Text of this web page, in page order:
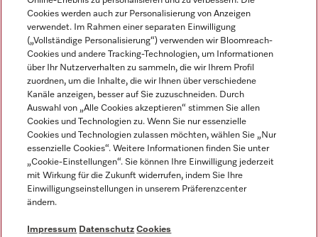
DEUTSCH
Impressum
Datenschutz
Miele auf YoutubeMiele auf Instagram
Miele auf Facebook
Miele auf LinkedInMiele auf LinkedIn
Cookies werden auch zur Personalisierung von Anzeigen
verwendet. Im Rahmen einer separaten Einwilligung
(„Vollständige Personalisierung“) verwenden wir Bloomreach-
Cookies und andere Tracking-Technologien, um Informationen
über Ihr Nutzerverhalten zu sammeln, die wir Ihrem Profil
zuordnen, um die Inhalte, die wir Ihnen über verschiedene
Kanäle anzeigen, besser auf Sie zuzuschneiden. Durch
Auswahl von „Alle Cookies akzeptieren“ stimmen Sie allen
Cookies und Technologien zu. Wenn Sie nur essenzielle
Cookies und Technologien zulassen möchten, wählen Sie „Nur
essenzielle Cookies“. Weitere Informationen finden Sie unter
„Cookie-Einstellungen“. Sie können Ihre Einwilligung jederzeit
mit Wirkung für die Zukunft widerrufen, indem Sie Ihre
Einwilligungseinstellungen in unserem Präferenzcenter
ändern.
Impressum Datenschutz Cookies